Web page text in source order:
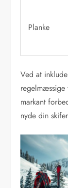
Planke
Ved at
markant
nyde din